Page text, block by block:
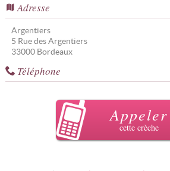
Adresse
Argentiers
5 Rue des Argentiers
33000 Bordeaux
Téléphone
Appeler
cette crèche